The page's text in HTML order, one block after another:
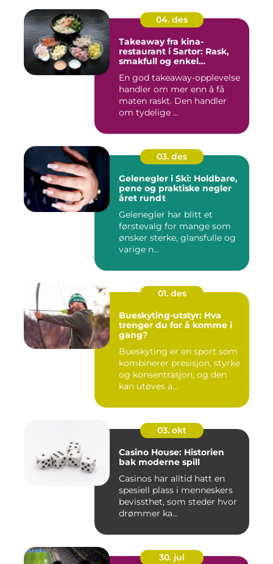
04. des
Takeaway fra kina-
restaurant i Sartor: Rask,
smakfull og enkel
En god takeaway-opplevelse
handler om mer enn å få
maten raskt. Den handler
om tydelige ...
03. des
Gelenegler i Ski: Holdbare,
pene og praktiske negler
året rundt
Gelenegler har blitt et
førstevalg for mange som
ønsker sterke, glansfulle og
varige n...
01. des
Bueskyting-utstyr: Hva
trenger du for å komme i
gang?
Bueskyting er en sport som
kombinerer presisjon, styrke
og konsentrasjon, og den
kan utøves a...
03. okt
Casino House: Historien
bak moderne spill
Casinos har alltid hatt en
spesiell plass i menneskers
bevissthet, som steder hvor
drømmer ka...
30. jul